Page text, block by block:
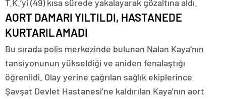
T.K.’yi (49) kısa sürede yakalayarak gözaltına aldı.
AORT DAMARI YILTILDI, HASTANEDE
KURTARILAMADI
Bu sırada polis merkezinde bulunan Nalan Kaya’nın
tansiyonunun yükseldiği ve aniden fenalaştığı
öğrenildi. Olay yerine çağrılan sağlık ekiplerince
Şavşat Devlet Hastanesi’ne kaldırılan Kaya’nın aort